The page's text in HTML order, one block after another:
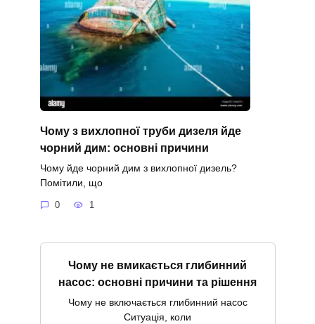
Чому з вихлопної труби дизеля йде
чорний дим: основні причини
Чому йде чорний дим з вихлопної дизель?
Помітили, що
0 1
Чому не вмикається глибинний
насос: основні причини та рішення
Чому не включається глибинний насос
Ситуація, коли